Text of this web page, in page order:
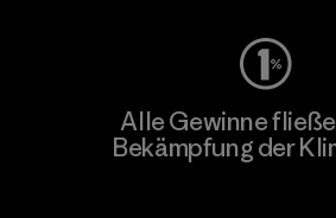
Alle Gewinne
Bekämpfung der